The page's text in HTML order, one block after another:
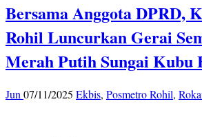
Bersama Anggota DPRD,
Rohil Luncurkan Gerai
Merah Putih Sungai Kubu
Jun07/11/2025 Ekbis, Posmetro Rohil,